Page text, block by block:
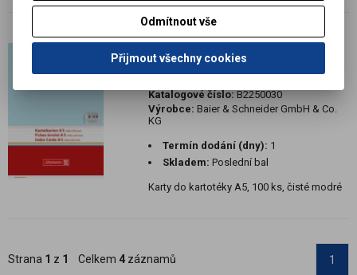
100 ks Karty do kartotéky A5
čisté modré
Katalogové číslo:B2250030
Výrobce: Baier & Schneider GmbH & Co.
KG
Termín dodání (dny): 1
Skladem: Poslední bal
Karty do kartotéky A5, 100 ks, čisté modré
Strana 1 z 1 Celkem 4 záznamů 1
Odmítnout vše
Přijmout všechny cookies